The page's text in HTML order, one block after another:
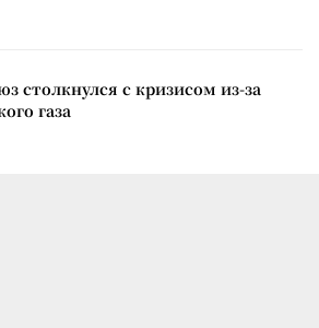
столкнулся с кризисом из-за
газа